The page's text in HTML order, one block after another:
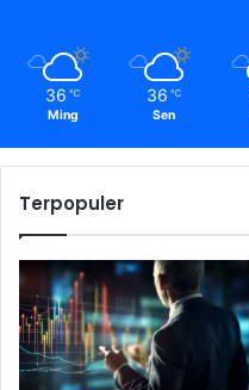
36 ℃
Ming
36 ℃
Sen
Terpopuler